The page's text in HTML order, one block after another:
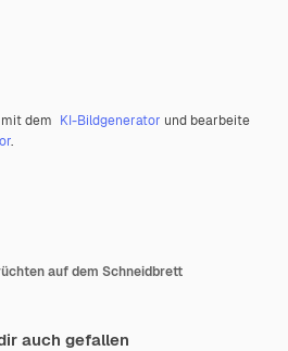
dem KI-Bildgenerator und bearbeite
.
auf dem Schneidbrett
auch gefallen